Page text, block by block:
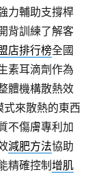
力輔助支撐桿
背訓練了解客
店排行榜全國
素耳滴劑作為
體機構散熱效
來散熱的東西
不傷膚專利加
減肥方法協助
精確控制增肌